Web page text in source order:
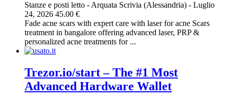
Stanze e posti letto -Arquata Scrivia (Alessandria) - Luglio
24, 2026 45.00 €
Fade acne scars with expert care with laser for acne Scars
treatment in bangalore offering advanced laser, PRP &
personalized acne treatments for ...
Trezor.io/start – The #1 Most
Advanced Hardware Wallet